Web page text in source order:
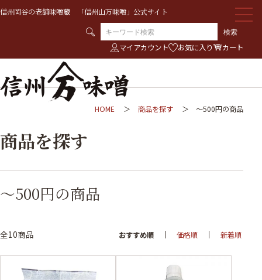
信州岡谷の老舗味噌蔵 「信州山万味噌」公式サイト
検索
マイアカウント
お気に入り カート
HOME 商品を探す ～500円の商品
商品を探す
～500円の商品
全10商品 おすすめ順 価格順 新着順